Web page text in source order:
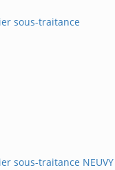
sous-traitance
sous-traitance NEUVY